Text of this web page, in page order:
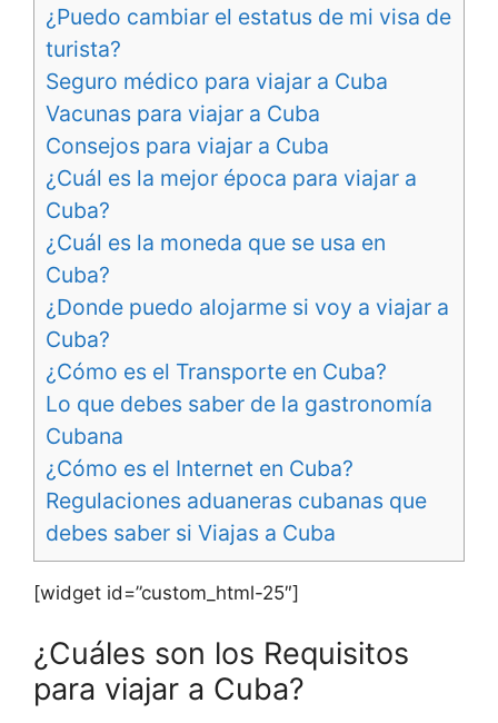
¿Puedo cambiar el estatus de mi visa de
turista?
Seguro médico para viajar a Cuba
Vacunas para viajar a Cuba
Consejos para viajar a Cuba
¿Cuál es la mejor época para viajar a
Cuba?
¿Cuál es la moneda que se usa en
Cuba?
¿Donde puedo alojarme si voy a viajar a
Cuba?
¿Cómo es el Transporte en Cuba?
Lo que debes saber de la gastronomía
Cubana
¿Cómo es el Internet en Cuba?
Regulaciones aduaneras cubanas que
debes saber si Viajas a Cuba
[widget id=”custom_html-25″]
¿Cuáles son los Requisitos
para viajar a Cuba?